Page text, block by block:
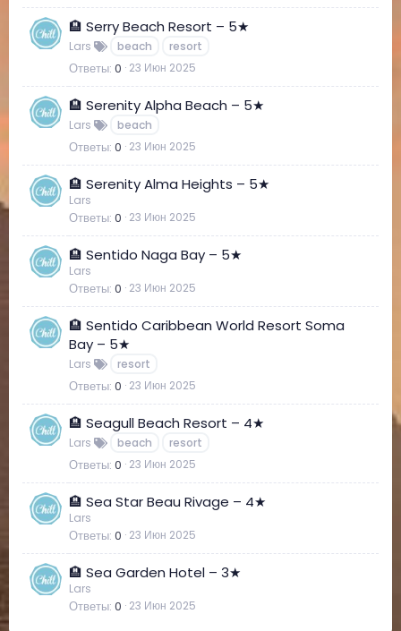
🏨 Serry Beach Resort – 5★
Lars beach resort
Ответы 0 23 Июн 2025
🏨 Serenity Alpha Beach – 5★
Lars beach
Ответы 0 23 Июн 2025
🏨 Serenity Alma Heights – 5★
Lars
Ответы 0 23 Июн 2025
🏨 Sentido Naga Bay – 5★
Lars
Ответы 0 23 Июн 2025
🏨 Sentido Caribbean World Resort Soma
Bay – 5★
Lars resort
Ответы 0 23 Июн 2025
🏨 Seagull Beach Resort – 4★
Lars beach resort
Ответы 0 23 Июн 2025
🏨 Sea Star Beau Rivage – 4★
Lars
Ответы 0 23 Июн 2025
🏨 Sea Garden Hotel – 3★
Lars
Ответы 0 23 Июн 2025